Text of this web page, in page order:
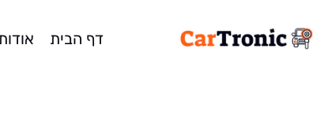
דף הבית